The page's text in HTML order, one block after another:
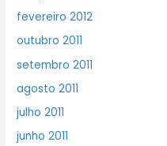
fevereiro 2012
outubro 2011
setembro 2011
agosto 2011
julho 2011
junho 2011